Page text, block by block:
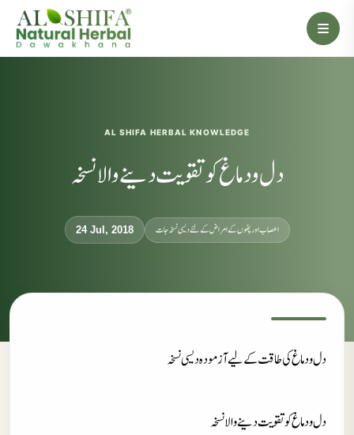
AL SHIFA HERBAL KNOWLEDGE
دل و دماغ کو تقویت دینے والا نسخہ
24 Jul, 2018 اعصاب اور پٹھوں کے امراض کےلئے دیسی نسخہ جات
دل و دماغ کی طاقت کے لیے آزمودہ دیسی نسخہ
دل و دماغ کو تقویت دینے والا نسخہ